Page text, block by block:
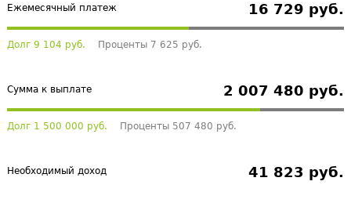
Ежемесячный платеж 16 729 руб.
Долг 9 104 руб. Проценты 7 625 руб.
Сумма к выплате 2 007 480 руб.
Долг 1 500 000 руб. Проценты 507 480 руб.
Необходимый доход 41 823 руб.